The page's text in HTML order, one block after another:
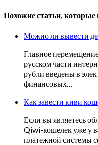
Похожие статьи, которые
Можно ли вывести
Главное
русском части
рубли введены в
финансовых…
Как завести киви
Если вы являетесь
Qiwi-кошелек уже у
платежной системы